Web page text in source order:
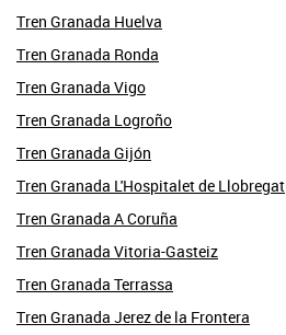
Tren Granada Huelva
Tren Granada Ronda
Tren Granada Vigo
Tren Granada Logroño
Tren Granada Gijón
Tren Granada L'Hospitalet de Llobregat
Tren Granada A Coruña
Tren Granada Vitoria-Gasteiz
Tren Granada Terrassa
Tren Granada Jerez de la Frontera